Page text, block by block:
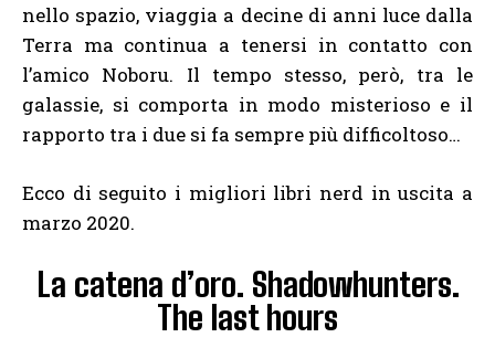
nello spazio, viaggia a decine di anni luce dalla
Terra ma continua a tenersi in contatto con
l’amico Noboru. Il tempo stesso, però, tra le
galassie, si comporta in modo misterioso e il
rapporto tra i due si fa sempre più difficoltoso…
Ecco di seguito i migliori libri nerd in uscita a
marzo 2020.
La catena d’oro. Shadowhunters.
The last hours